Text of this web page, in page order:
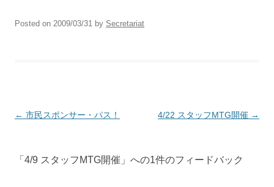
Posted on 2009/03/31 by Secretariat
投
← 市民スポンサー・パス！ 4/22 スタッフMTG開催 →
「 4/9 スタッフMTG開催 」への1件のフィードバック